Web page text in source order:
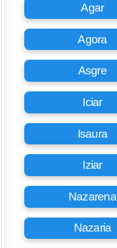
Agar
Agora
Asgre
Iciar
Isaura
Iziar
Nazarena
Nazaria